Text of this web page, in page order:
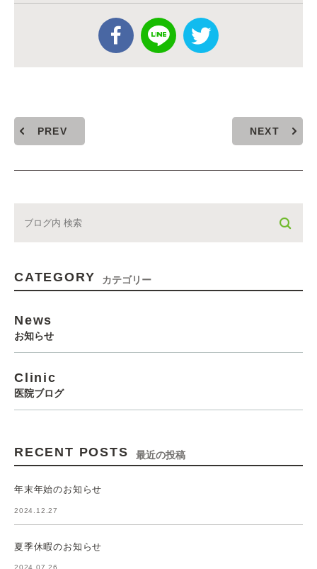
PREV NEXT
CATEGORY カテゴリー
News
お知らせ
Clinic
医院ブログ
RECENT POSTS 最近の投稿
年末年始のお知らせ
2024.12.27
夏季休暇のお知らせ
2024.07.26